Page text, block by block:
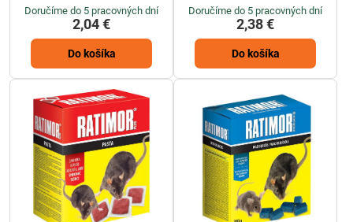
Doručíme do 5 pracovných dní
2,04 €
Do košíka
Doručíme do 5 pracovných dní
2,38 €
Do košíka